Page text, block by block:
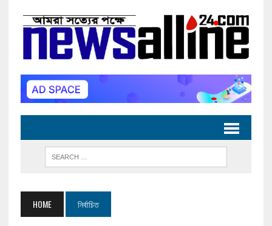
HOME নির্বাচিত